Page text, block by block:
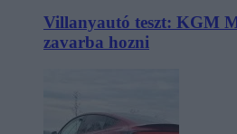
Villanyautó teszt: KGM
zavarba hozni